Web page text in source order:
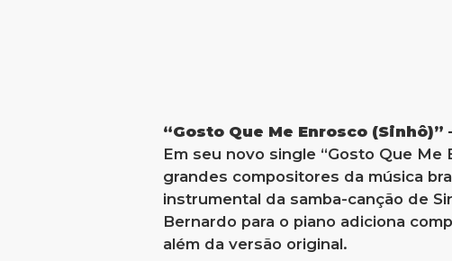
“Gosto Que Me Enrosco (Sinhô)”
Em seu novo single “Gosto Que
grandes compositores da música
instrumental da samba-canção de
Bernardo para o piano adiciona
além da versão original.